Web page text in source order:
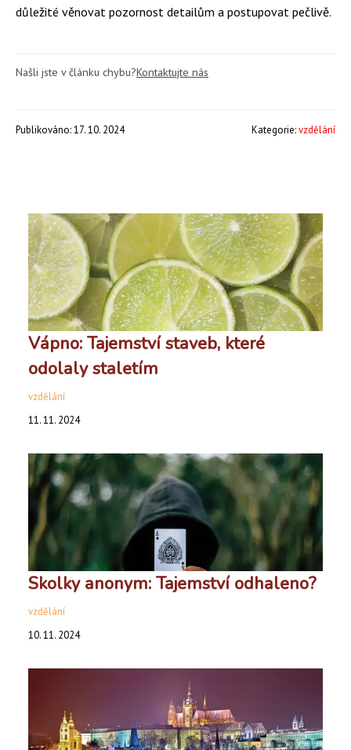
důležité věnovat pozornost detailům a postupovat pečlivě.
Našli jste v článku chybu?Kontaktujte nás
Publikováno: 17. 10. 2024 Kategorie:vzdělání
Vápno: Tajemství staveb, které
odolaly staletím
vzdělání
11. 11. 2024
Skolky anonym: Tajemství odhaleno?
vzdělání
10. 11. 2024